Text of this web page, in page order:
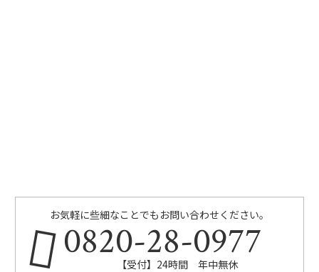
お気軽に些細なことでもお問い合わせください。
0820-28-0977
【受付】24時間 年中無休